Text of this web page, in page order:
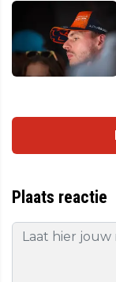
Plaats reactie